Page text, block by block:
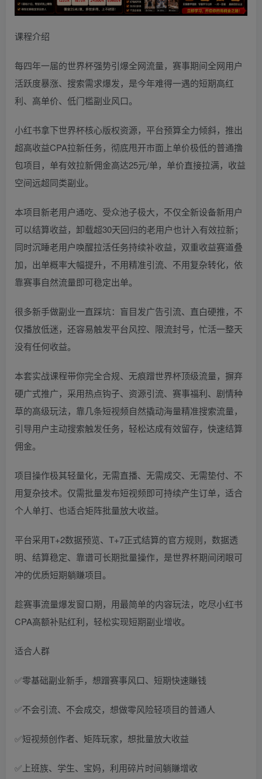
课程介绍
每四年一届的世界杯强势引爆全网流量，赛事期间全网用户
活跃度暴涨、搜索需求爆发，是今年难得一遇的短期高红
利、高单价、低门槛副业风口。
小红书拿下世界杯核心版权资源，平台预算全力倾斜，推出
超高收益CPA拉新任务，彻底甩开市面上单价极低的普通撸
包项目，单有效拉新佣金高达25元/单，单价直接拉满，收益
空间远超同类副业。
本项目新老用户通吃、受众池子极大，不仅全新设备新用户
可以结算收益，卸载超30天回归的老用户也计入有效拉新；
同时沉睡老用户唤醒拉活任务持续补收益，双重收益赛道叠
加，出单概率大幅提升，不用精准引流、不用复杂转化，依
靠赛事自然流量即可稳定出单。
很多新手做副业一直踩坑：盲目发广告引流、直白硬推，不
仅播放低迷，还容易触发平台风控、限流封号，忙活一整天
没有任何收益。
本套实战课程带你完全合规、无痕蹭世界杯顶级流量，摒弃
硬广式推广，采用热点钩子、资源引流、赛事福利、剧情种
草的高级玩法，靠几条短视频自然撬动海量精准搜索流量，
引导用户主动搜索触发任务，轻松达成有效留存，快速结算
佣金。
项目操作极其轻量化，无需直播、无需成交、无需垫付、不
用复杂技术。仅需批量发布短视频即可持续产生订单，适合
个人单打、也适合矩阵批量放大收益。
平台采用T+2数据预览、T+7正式结算的官方规则，数据透
明、结算稳定、靠谱可长期批量操作，是世界杯期间闭眼可
冲的优质短期躺賺项目。
趁赛事流量爆发窗口期，用最简单的内容玩法，吃尽小红书
CPA高额补贴红利，轻松实现短期副业增收。
适合人群
✅零基础副业新手，想蹭赛事风口、短期快速賺钱
✅不会引流、不会成交，想做零风险轻项目的普通人
✅短视频创作者、矩阵玩家，想批量放大收益
✅上班族、学生、宝妈，利用碎片时间躺賺增收